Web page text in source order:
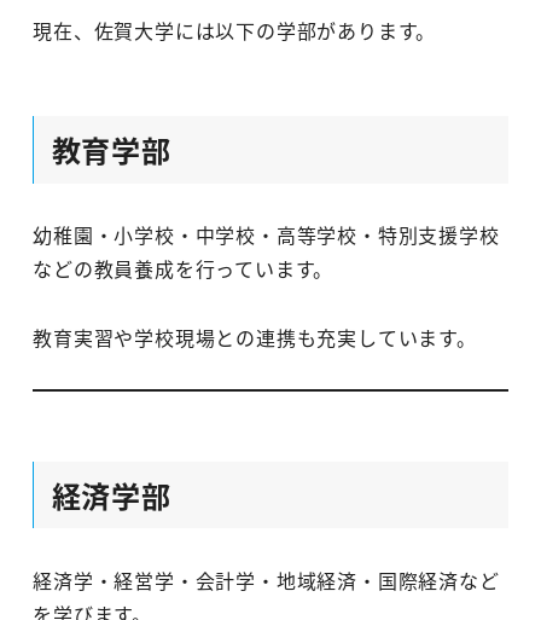
現在、佐賀大学には以下の学部があります。
教育学部
幼稚園・小学校・中学校・高等学校・特別支援学校
などの教員養成を行っています。
教育実習や学校現場との連携も充実しています。
経済学部
経済学・経営学・会計学・地域経済・国際経済など
を学びます。